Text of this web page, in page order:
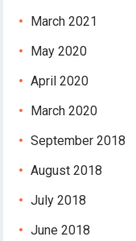
March 2021
May 2020
April 2020
March 2020
September 2018
August 2018
July 2018
June 2018